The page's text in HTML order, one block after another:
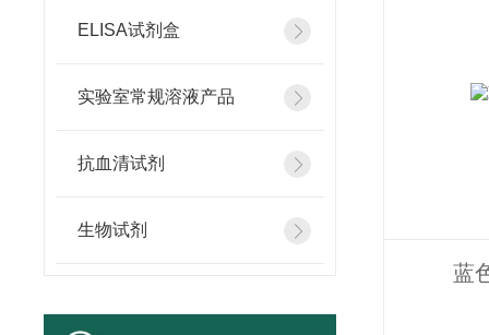
ELISA试剂盒
实验室常规溶液产品
抗血清试剂
生物试剂
蓝